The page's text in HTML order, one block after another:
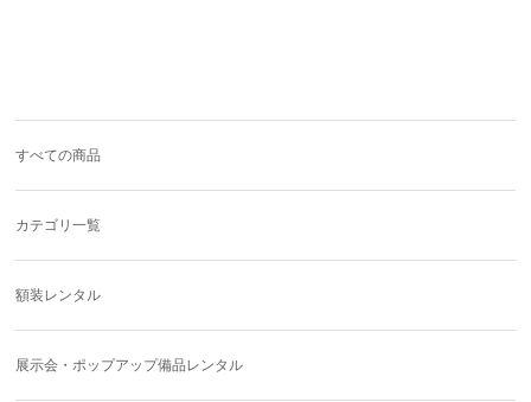
すべての商品
カテゴリ一覧
額装レンタル
展示会・ポップアップ備品レンタル